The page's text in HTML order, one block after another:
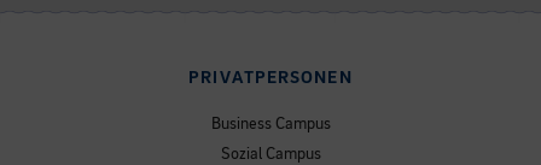
PRIVATPERSONEN
Business Campus
Sozial Campus